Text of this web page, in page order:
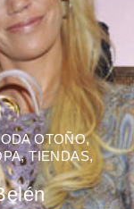
OTOÑO,
,TIENDAS,